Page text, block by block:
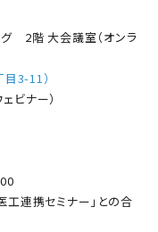
2階 大会議室（オンラ
3-11）
ビナー）
工連携セミナー」との合